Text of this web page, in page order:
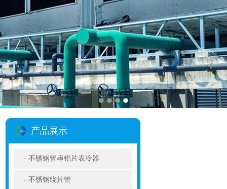
产品展示
不锈钢管串铝片表冷器
不锈钢绕片管